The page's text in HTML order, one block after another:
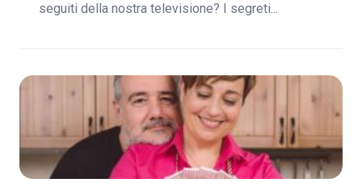
seguiti della nostra televisione? I segreti...